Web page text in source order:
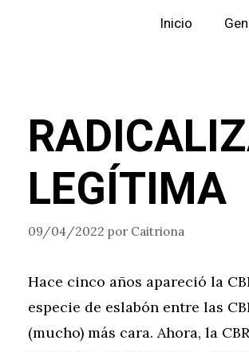
Inicio
LEGÍTIMA
09/04/2022 por Caitriona
Hace cinco años apareció la
especie de eslabón entre las
(mucho) más cara. Ahora, la